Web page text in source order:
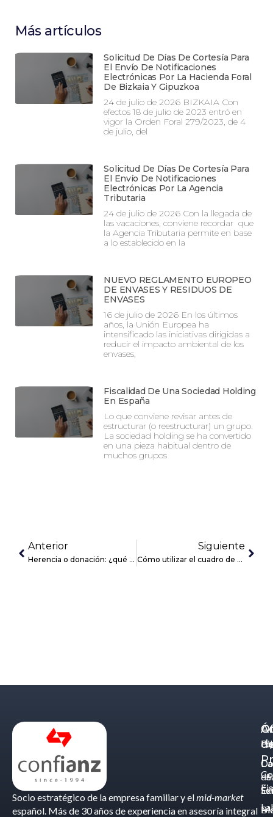
Más artículos
Solicitud De Días De Cortesía Para
El Envío De Notificaciones
Electrónicas Por La Hacienda Foral
De Bizkaia Y Gipuzkoa
24 de julio de 2026 BIZKAIA Con
efectos 18 de julio de 2023 entró en
vigor la Orden Foral 279/2023, de 4
de julio, del
Solicitud De Días De Cortesía Para
El Envío De Notificaciones
Electrónicas Por La Agencia
Tributaria
24 de julio de 2026 Con la llegada de
las vacaciones, conviene recordar que
la Agencia Tributaria permite en base
a lo establecido en la
NUEVO REGLAMENTO EUROPEO
DE ENVASES Y RESIDUOS DE
ENVASES
16 de julio de 2026 En los últimos
años, la Unión Europea ha
intensificado las iniciativas dirigidas a
reducir el impacto ambiental de los
envases,
Fiscalidad De Una Sociedad Holding
En España
Lo que conviene revisar antes de
estructurar (o reestructurar) un grupo.
La sociedad holding se ha convertido
en una pieza habitual dentro de
muchos grupos
Anterior
Herencia o donación: ¿qué es mejor en la empresa familiar?
Siguiente
Cómo utilizar el cuadro de mando integral como modelo de planificación estratégica
Socio estratégico de la empresa familiar y elmid-market
español. Más de 30 años de experiencia en asesoría integral
de
-